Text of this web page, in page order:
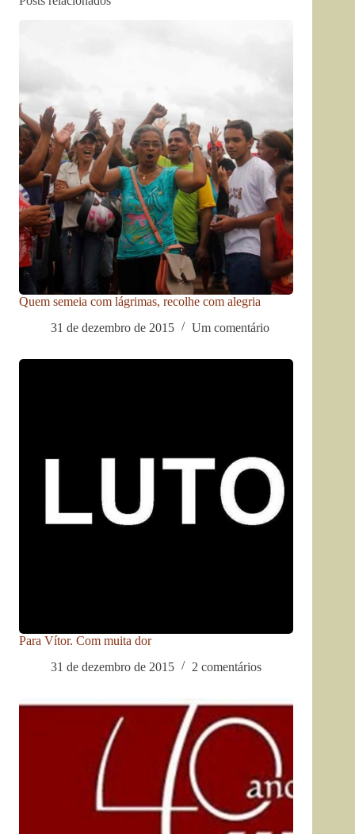
Quem semeia com lágrimas, recolhe com alegria
31 de dezembro de 2015
Um comentário
Para Vítor. Com muita dor
31 de dezembro de 2015
2 comentários